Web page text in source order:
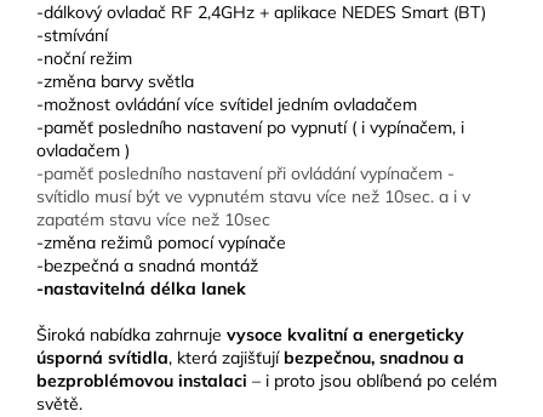
-dálkový ovladač RF 2,4GHz + aplikace NEDES Smart (BT)
-stmívání
-noční režim
-změna barvy světla
-možnost ovládání více svítidel jedním ovladačem
-paměť posledního nastavení po vypnutí ( i vypínačem, i
ovladačem )
-paměť posledního nastavení při ovládání vypínačem -
svítidlo musí být ve vypnutém stavu více než 10sec. a i v
zapatém stavu více než 10sec
-změna režimů pomocí vypínače
-bezpečná a snadná montáž
-nastavitelná délka lanek
Široká nabídka zahrnuje vysoce kvalitní a energeticky
úsporná svítidla, která zajišťují bezpečnou, snadnou a
bezproblémovou instalaci – i proto jsou oblíbená po celém
světě.